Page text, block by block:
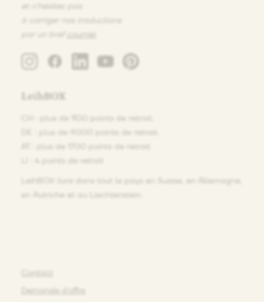
et n’hésitez pas
à corriger nos traductions
par un bref
courriel
LeihBOX
CH : plus de 1100 points de retrait.
DE : plus de 9000 points de retrait.
AT : plus de 1700 points de retrait
LI : 4 points de retrait
LeihBOX livre dans tout le pays en Suisse, en Allemagne,
en Autriche et au Liechtenstein.
Demande d’offre